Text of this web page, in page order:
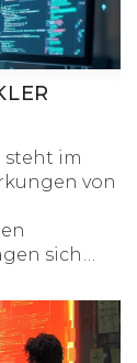
Sie
oder
steht im
von
sich
Der
und KI
und welche